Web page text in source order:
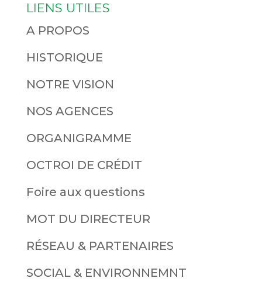
LIENS UTILES
A PROPOS
HISTORIQUE
NOTRE VISION
NOS AGENCES
ORGANIGRAMME
OCTROI DE CRÉDIT
Foire aux questions
MOT DU DIRECTEUR
RÉSEAU & PARTENAIRES
SOCIAL & ENVIRONNEMNT